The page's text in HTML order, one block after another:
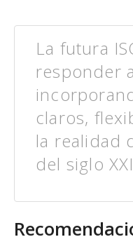
La futura
responder
claros,
la realidad
del siglo